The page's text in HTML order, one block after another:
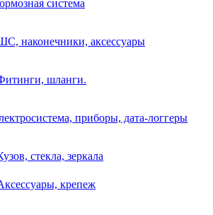
система
наконечники, аксессуары
шланги.
приборы, дата-логгеры
стекла, зеркала
крепеж